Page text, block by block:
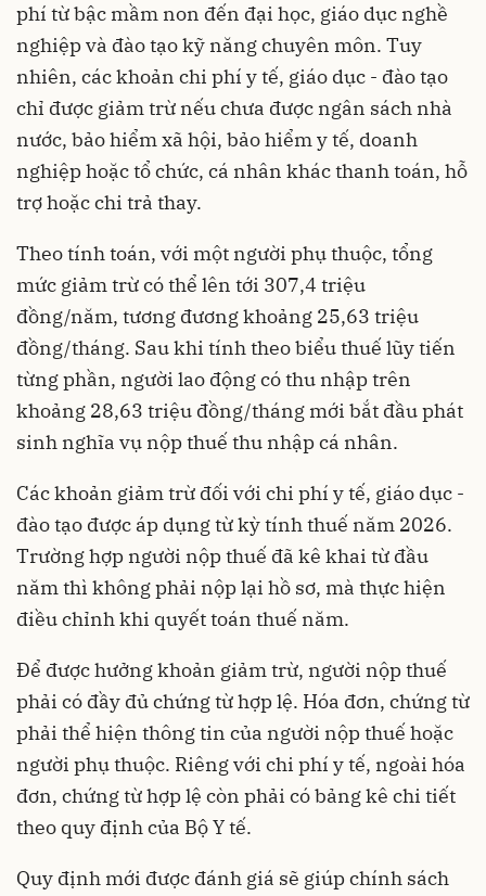
phí từ bậc mầm non đến đại học, giáo dục nghề
nghiệp và đào tạo kỹ năng chuyên môn. Tuy
nhiên, các khoản chi phí y tế, giáo dục - đào tạo
chỉ được giảm trừ nếu chưa được ngân sách nhà
nước, bảo hiểm xã hội, bảo hiểm y tế, doanh
nghiệp hoặc tổ chức, cá nhân khác thanh toán, hỗ
trợ hoặc chi trả thay.
Theo tính toán, với một người phụ thuộc, tổng
mức giảm trừ có thể lên tới 307,4 triệu
đồng/năm, tương đương khoảng 25,63 triệu
đồng/tháng. Sau khi tính theo biểu thuế lũy tiến
từng phần, người lao động có thu nhập trên
khoảng 28,63 triệu đồng/tháng mới bắt đầu phát
sinh nghĩa vụ nộp thuế thu nhập cá nhân.
Các khoản giảm trừ đối với chi phí y tế, giáo dục -
đào tạo được áp dụng từ kỳ tính thuế năm 2026.
Trường hợp người nộp thuế đã kê khai từ đầu
năm thì không phải nộp lại hồ sơ, mà thực hiện
điều chỉnh khi quyết toán thuế năm.
Để được hưởng khoản giảm trừ, người nộp thuế
phải có đầy đủ chứng từ hợp lệ. Hóa đơn, chứng từ
phải thể hiện thông tin của người nộp thuế hoặc
người phụ thuộc. Riêng với chi phí y tế, ngoài hóa
đơn, chứng từ hợp lệ còn phải có bảng kê chi tiết
theo quy định của Bộ Y tế.
Quy định mới được đánh giá sẽ giúp chính sách